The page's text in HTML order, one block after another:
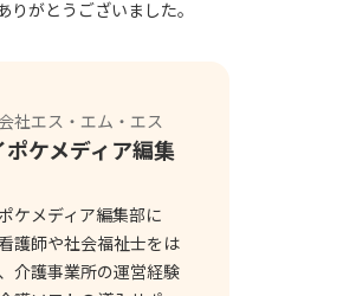
がとうございました。
社エス・エム・エス
ポケメディア編集
ケメディア編集部に
護師や社会福祉士をは
介護事業所の運営経験